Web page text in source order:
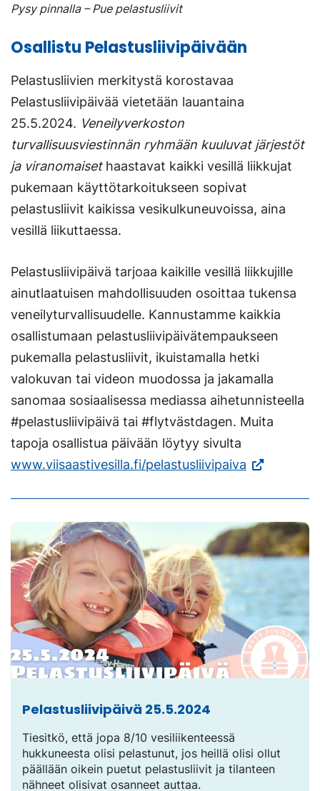
Pysy pinnalla – Pue pelastusliivit
Osallistu Pelastusliivipäivään
Pelastusliivien merkitystä korostavaa
Pelastusliivipäivää vietetään lauantaina
25.5.2024. Veneilyverkoston
turvallisuusviestinnän ryhmään kuuluvat järjestöt
ja viranomaiset haastavat kaikki vesillä liikkujat
pukemaan käyttötarkoitukseen sopivat
pelastusliivit kaikissa vesikulkuneuvoissa, aina
vesillä liikuttaessa.
Pelastusliivipäivä tarjoaa kaikille vesillä liikkujille
ainutlaatuisen mahdollisuuden osoittaa tukensa
veneilyturvallisuudelle. Kannustamme kaikkia
osallistumaan pelastusliivipäivätempaukseen
pukemalla pelastusliivit, ikuistamalla hetki
valokuvan tai videon muodossa ja jakamalla
sanomaa sosiaalisessa mediassa aihetunnisteella
#pelastusliivipäivä tai #flytvästdagen. Muita
tapoja osallistua päivään löytyy sivulta
www.viisaastivesilla.fi/pelastusliivipaiva (Vieraile
Linkki
avautuu
uuteen
välilehteen.)
Pelastusliivipäivä 25.5.2024
Tiesitkö, että jopa 8/10 vesiliikenteessä
hukkuneesta olisi pelastunut, jos heillä olisi ollut
päällään oikein puetut pelastusliivit ja tilanteen
nähneet olisivat osanneet auttaa.